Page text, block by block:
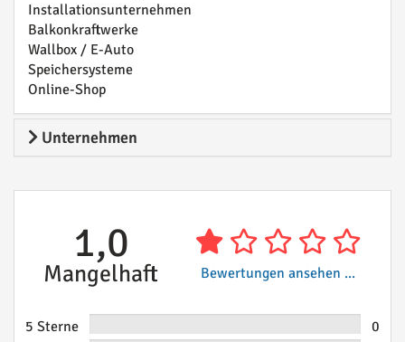
Installationsunternehmen
Balkonkraftwerke
Wallbox / E-Auto
Speichersysteme
Online-Shop
Unternehmen
1,0
Mangelhaft Bewertungen ansehen ...
5 Sterne
0